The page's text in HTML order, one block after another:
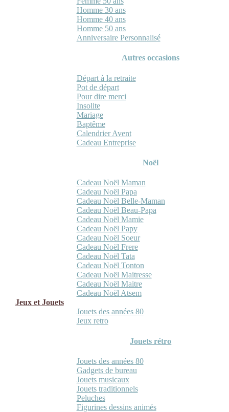
Homme 30 ans
Homme 40 ans
Homme 50 ans
Anniversaire Personnalisé
Autres occasions
Départ à la retraite
Pot de départ
Pour dire merci
Insolite
Mariage
Baptême
Calendrier Avent
Cadeau Entreprise
Noël
Cadeau Noël Maman
Cadeau Noël Papa
Cadeau Noël Belle-Maman
Cadeau Noël Beau-Papa
Cadeau Noël Mamie
Cadeau Noël Papy
Cadeau Noël Soeur
Cadeau Noël Frere
Cadeau Noël Tata
Cadeau Noël Tonton
Cadeau Noël Maitresse
Cadeau Noël Maitre
Cadeau Noël Atsem
Jeux et Jouets
Jouets des années 80
Jeux retro
Jouets rétro
Jouets des années 80
Gadgets de bureau
Jouets musicaux
Jouets traditionnels
Peluches
Figurines dessins animés